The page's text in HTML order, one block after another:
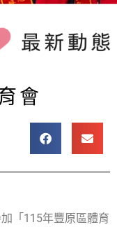
會
「115年豐原區體育